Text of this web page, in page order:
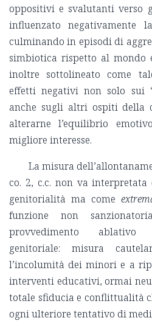
oppositivi e svalutanti verso
influenzato negativamente
culminando in episodi di
simbiotica rispetto al mondo
inoltre sottolineato come
effetti negativi non solo sui
anche sugli altri ospiti della
alterarne l’equilibrio
migliore interesse.
La misura
co. 2, c.c. non va
genitorialità ma come
funzione non
provvedimento ablativo
genitoriale: misura
l’incolumità dei minori e a
interventi educativi, ormai
totale sfiducia e conflittualità
ogni ulteriore tentativo di